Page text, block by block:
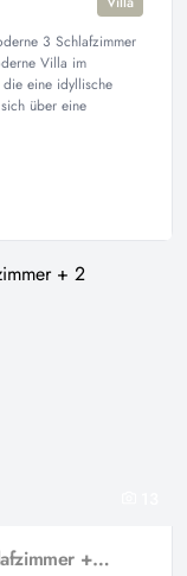
3 Schlafzimmer
Villa im
die eine idyllische
über eine
NEU / 480 qm Grundstück / 3 Schlafzimmer + 2 Badezimmer